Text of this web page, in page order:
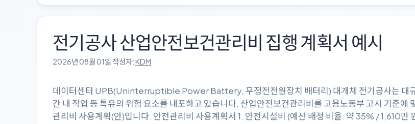
고
리
전기공사 산업안전보건관리비 집행 계획서 예시
2026년 08월 01일 작성자:KDM
데이터센터 UPB(Uninterruptible Power Battery, 무정전전원장치 배터리) 대개체 전기공사는 대
간 내 작업 등 특유의 위험 요소를 내포하고 있습니다. 산업안전보건관리비를 고용노동부 고시 기준에
관리비 사용계획(안)입니다. 안전관리비 사용계획서 1. 안전시설비 (예산 배정 비율: 약 35% / 1,610만